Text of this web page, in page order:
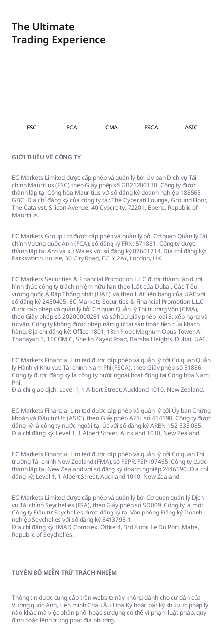
The Ultimate
Trading Experience
FSC FCA CMA FSCA ASIC
GIỚI THIỆU VỀ CÔNG TY
EC Markets Limited được cấp phép và quản lý bởi Ủy ban Dịch vụ Tài
chính Mauritius (FSC) theo Giấy phép số GB21200130. Công ty được
thành lập tại Cộng hòa Mauritius với số đăng ký doanh nghiệp 188565
GBC. Địa chỉ đăng ký của công ty tại: The Cyberati Lounge, Ground Floor,
The Catalyst, Silicon Avenue, 40 Cybercity, 72201, Ebene, Republic of
Mauritius.
EC Markets Group Ltd được cấp phép và quản lý bởi Cơ quan Quản lý Tài
chính Vương quốc Anh (FCA), số đăng ký FRN: 571881. Công ty được
thành lập tại Anh và xứ Wales với số đăng ký 07601714. Địa chỉ đăng ký:
Parksworth House, 30 City Road, EC1Y 2AY, London, UK.
EC Markets Securities & Financial Promotion L.L.C được thành lập dưới
hình thức công ty trách nhiệm hữu hạn theo luật của Dubai, Các Tiểu
vương quốc Ả Rập Thống nhất (UAE), và theo luật liên bang của UAE với
số đăng ký 2430405. EC Markets Securities & Financial Promotion L.L.C
được cấp phép và quản lý bởi Cơ quan Quản lý Thị trường Vốn (CMA),
theo Giấy phép số 20200000281 và sở hữu giấy phép loại 5: xếp hạng và
tư vấn. Công ty không được phép nắm giữ tài sản hoặc tiền của khách
hàng. Địa chỉ đăng ký: Office 1801, 18th Floor, Magnum Opus Tower, Al
Thanayah 1, TECOM C, Sheikh Zayed Road, Barsha Heights, Dubai, UAE.
EC Markets Financial Limited được cấp phép và quản lý bởi Cơ quan Quản
lý Hành vi Khu vực Tài chính Nam Phi (FSCA), theo Giấy phép số 51886.
Công ty được đăng ký là công ty nước ngoài hoạt động tại Cộng hòa Nam
Phi.
Địa chỉ giao dịch: Level 1, 1 Albert Street, Auckland 1010, New Zealand.
EC Markets Financial Limited được cấp phép và quản lý bởi Ủy ban Chứng
khoán và Đầu tư Úc (ASIC), theo Giấy phép AFSL số 414198. Công ty được
đăng ký là công ty nước ngoài tại Úc với số đăng ký ARBN 152 535 085.
Địa chỉ đăng ký: Level 1, 1 Albert Street, Auckland 1010, New Zealand.
EC Markets Financial Limited được cấp phép và quản lý bởi Cơ quan Thị
trường Tài chính New Zealand (FMA), số FSPR: FSP197465. Công ty được
thành lập tại New Zealand với số đăng ký doanh nghiệp 2446590. Địa chỉ
đăng ký: Level 1, 1 Albert Street, Auckland 1010, New Zealand.
EC Markets Limited được cấp phép và quản lý bởi Cơ quan quản lý Dịch
vụ Tài chính Seychelles (FSA), theo Giấy phép số SD009. Công ty là một
Công ty Đầu tư Seychelles được đăng ký tại Văn phòng Đăng ký Doanh
nghiệp Seychelles với số đăng ký 8413793-1.
Địa chỉ đăng ký: IMAD Complex, Office 4, 3rd Floor, Ile Du Port, Mahé,
Republic of Seychelles.
TUYÊN BỐ MIỄN TRỪ TRÁCH NHIỆM
Thông tin được cung cấp trên website này không dành cho cư dân của
Vương quốc Anh, Liên minh Châu Âu, Hoa Kỳ hoặc bất kỳ khu vực pháp lý
nào khác mà việc phân phối hoặc sử dụng có thể vi phạm luật pháp, quy
định hoặc lệnh trừng phạt địa phương.